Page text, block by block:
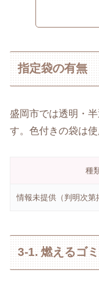
指定袋の有無
盛岡市では透明・
す。色付きの袋は使
種
情報未提供（判明次第
3-1. 燃えるゴミ